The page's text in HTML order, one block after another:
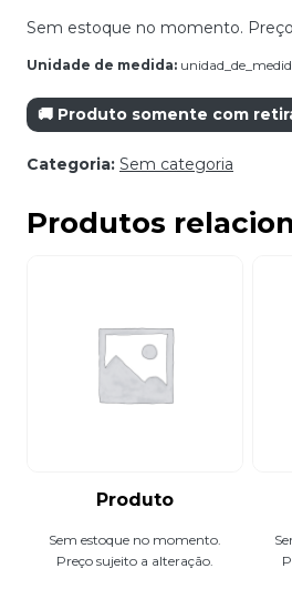
Sem estoque no momento.
Unidade de medida:
🚚 Produto somente com
Categoria: Sem categoria
Produtos
Produto
Sem estoque no momento.
Preço sujeito a alteração.